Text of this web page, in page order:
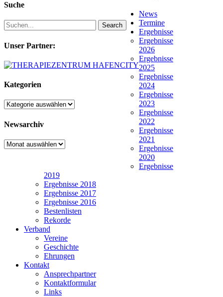
Suche
Search
Unser Partner:
Kategorien
Kategorien
Newsarchiv
Newsarchiv
News
Termine
Ergebnisse
Ergebnisse
2026
Ergebnisse
2025
Ergebnisse
2024
Ergebnisse
2023
Ergebnisse
2022
Ergebnisse
2021
Ergebnisse
2020
Ergebnisse
2019
Ergebnisse 2018
Ergebnisse 2017
Ergebnisse 2016
Bestenlisten
Rekorde
Verband
Vereine
Geschichte
Ehrungen
Kontakt
Ansprechpartner
Kontaktformular
Links